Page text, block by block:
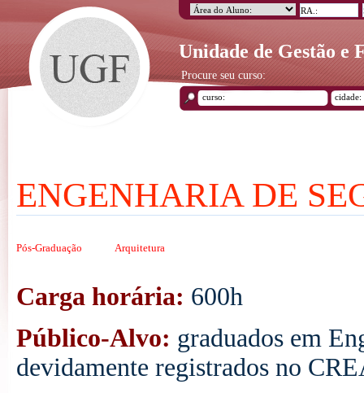
Unidade de Gestão e
Procure seu curso:
ENGENHARIA DE
Pós-Graduação Arquitetura
Carga horária: 600h
Público-Alvo: graduados em
devidamente registrados no